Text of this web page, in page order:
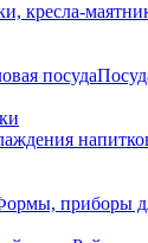
кресла-
посуда
приборы